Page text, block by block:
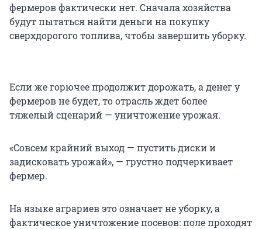
фермеров фактически нет. Сначала хозяйства
будут пытаться найти деньги на покупку
сверхдорогого топлива, чтобы завершить уборку.
Если же горючее продолжит дорожать, а денег у
фермеров не будет, то отрасль ждет более
тяжелый сценарий — уничтожение урожая.
«Совсем крайний выход — пустить диски и
задисковать урожай», — грустно подчеркивает
фермер.
На языке аграриев это означает не уборку, а
фактическое уничтожение посевов: поле проходят